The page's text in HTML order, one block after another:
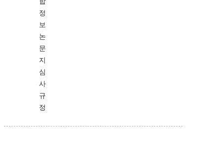
정
보
논
문
지
심
사
규
정